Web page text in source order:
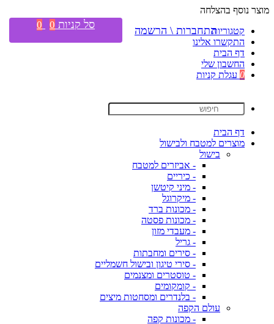
מוצר נוסף בהצלחה
קטגוריות
התקשרו אלינו
דף הבית
החשבון שלי
0 עגלת קניות
דף הבית
מוצרים למטבח ולבישול
בישול
- אביזרים למטבח
- כיריים
- מיני קיטשן
- מיקרוגל
- מכונות ברד
- מכונות פסטה
- מעבדי מזון
- גריל
- סירים ומחבתות
- סירי טיגון ובישול חשמליים
- טוסטרים ומצנמים
- קומקומים
- בלנדרים ומסחטות מיצים
עולם הקפה
- מכונות קפה
התחברות \ הרשמה סל קניות 0
0